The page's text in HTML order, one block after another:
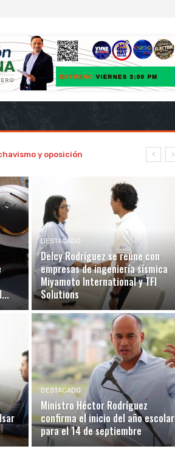
y oposición
DESTACADO
Delcy Rodríguez se reúne con
empresas de ingeniería sísmica
Miyamoto International y TFI
Solutions
DESTACADO
Ministro Héctor Rodríguez
confirma el inicio del año escolar
para el 14 de septiembre